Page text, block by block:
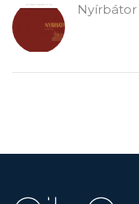
Nyírbátor